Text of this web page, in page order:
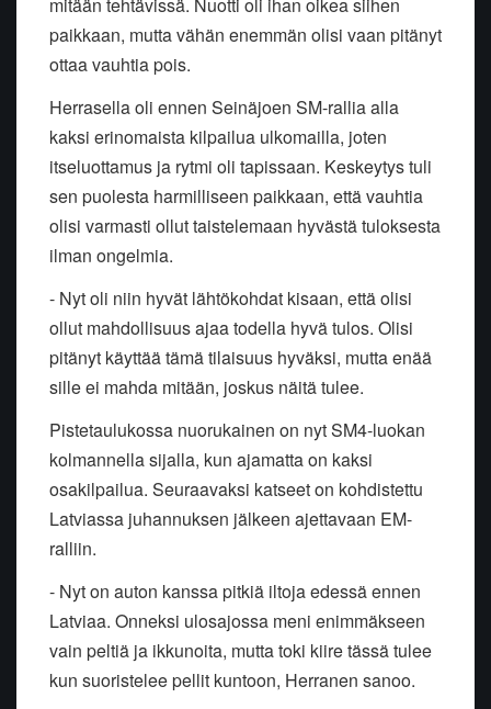
mitään tehtävissä. Nuotti oli ihan oikea siihen
paikkaan, mutta vähän enemmän olisi vaan pitänyt
ottaa vauhtia pois.
Herrasella oli ennen Seinäjoen SM-rallia alla
kaksi erinomaista kilpailua ulkomailla, joten
itseluottamus ja rytmi oli tapissaan. Keskeytys tuli
sen puolesta harmilliseen paikkaan, että vauhtia
olisi varmasti ollut taistelemaan hyvästä tuloksesta
ilman ongelmia.
- Nyt oli niin hyvät lähtökohdat kisaan, että olisi
ollut mahdollisuus ajaa todella hyvä tulos. Olisi
pitänyt käyttää tämä tilaisuus hyväksi, mutta enää
sille ei mahda mitään, joskus näitä tulee.
Pistetaulukossa nuorukainen on nyt SM4-luokan
kolmannella sijalla, kun ajamatta on kaksi
osakilpailua. Seuraavaksi katseet on kohdistettu
Latviassa juhannuksen jälkeen ajettavaan EM-
ralliin.
- Nyt on auton kanssa pitkiä iltoja edessä ennen
Latviaa. Onneksi ulosajossa meni enimmäkseen
vain peltiä ja ikkunoita, mutta toki kiire tässä tulee
kun suoristelee pellit kuntoon, Herranen sanoo.